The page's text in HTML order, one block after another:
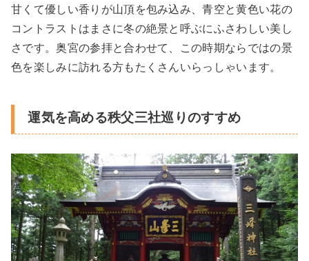
甘くて優しい香りが山頂を包み込み、青空と黄色い花の
コントラストはまさに冬の絶景と呼ぶにふさわしい美し
さです。奥宮の参拝と合わせて、この時期ならではの景
色を楽しみに訪れる方もたくさんいらっしゃいます。
運気を高める秩父三社巡りのすすめ